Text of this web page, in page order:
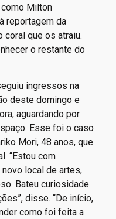
Milton
reportagem da
coral que os atraiu.
o restante do
ingressos na
deste domingo e
aguardando por
Esse foi o caso
Mori, 48 anos, que
“Estou com
local de artes,
Bateu curiosidade
disse. “De início,
como foi feita a